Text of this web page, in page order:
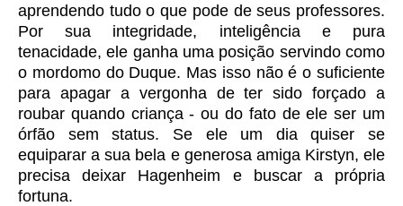
aprendendo tudo o que pode de seus professores.
Por sua integridade, inteligência e pura
tenacidade, ele ganha uma posição servindo como
o mordomo do Duque. Mas isso não é o suficiente
para apagar a vergonha de ter sido forçado a
roubar quando criança - ou do fato de ele ser um
órfão sem status. Se ele um dia quiser se
equiparar a sua bela e generosa amiga Kirstyn, ele
precisa deixar Hagenheim e buscar a própria
fortuna.